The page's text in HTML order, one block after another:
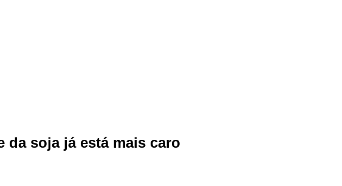
da soja já está mais caro